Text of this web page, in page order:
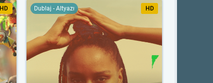
HD Dublaj - Altyazı HD